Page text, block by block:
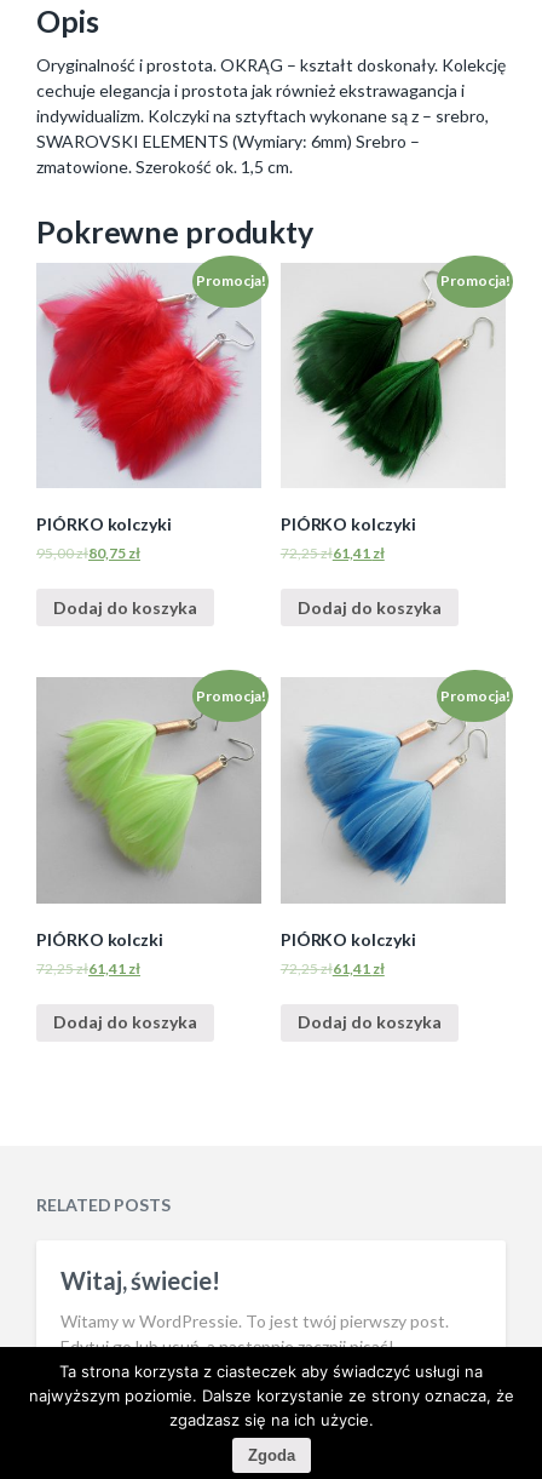
Opis
Oryginalność i prostota. OKRĄG – kształt doskonały. Kolekcję
cechuje elegancja i prostota jak również ekstrawagancja i
indywidualizm. Kolczyki na sztyftach wykonane są z – srebro,
SWAROVSKI ELEMENTS (Wymiary: 6mm) Srebro –
zmatowione. Szerokość ok. 1,5 cm.
Pokrewne produkty
Promocja!
PIÓRKO kolczyki
95,00zł80,75 zł
Dodaj do koszyka
Promocja!
PIÓRKO kolczyki
72,25zł61,41 zł
Dodaj do koszyka
Promocja!
PIÓRKO kolczki
72,25zł61,41 zł
Dodaj do koszyka
Promocja!
PIÓRKO kolczyki
72,25zł61,41 zł
Dodaj do koszyka
RELATED POSTS
Witaj, świecie!
Witamy w WordPressie. To jest twój pierwszy post.
Edytuj go lub usuń, a następnie zacznij pisać!
©2026 Biżuteria autorska| Theme: Griddist by
Ta strona korzysta z ciasteczek aby świadczyć usługi na
najwyższym poziomie. Dalsze korzystanie ze strony oznacza, że
zgadzasz się na ich użycie.
Zgoda